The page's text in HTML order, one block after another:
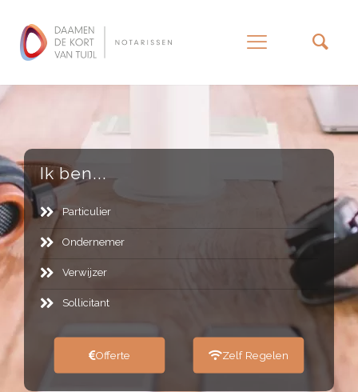
Ik ben...
Particulier
Ondernemer
Verwijzer
Sollicitant
Offerte Zelf Regelen